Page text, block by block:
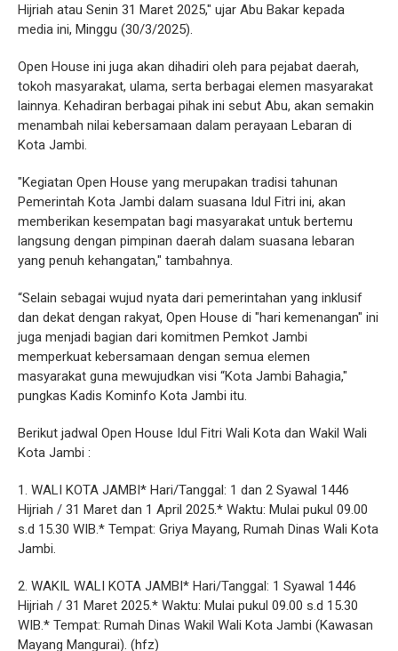
Hijriah atau Senin 31 Maret 2025," ujar Abu Bakar kepada
media ini, Minggu (30/3/2025).
Open House ini juga akan dihadiri oleh para pejabat daerah,
tokoh masyarakat, ulama, serta berbagai elemen masyarakat
lainnya. Kehadiran berbagai pihak ini sebut Abu, akan semakin
menambah nilai kebersamaan dalam perayaan Lebaran di
Kota Jambi.
"Kegiatan Open House yang merupakan tradisi tahunan
Pemerintah Kota Jambi dalam suasana Idul Fitri ini, akan
memberikan kesempatan bagi masyarakat untuk bertemu
langsung dengan pimpinan daerah dalam suasana lebaran
yang penuh kehangatan," tambahnya.
“Selain sebagai wujud nyata dari pemerintahan yang inklusif
dan dekat dengan rakyat, Open House di "hari kemenangan" ini
juga menjadi bagian dari komitmen Pemkot Jambi
memperkuat kebersamaan dengan semua elemen
masyarakat guna mewujudkan visi “Kota Jambi Bahagia,"
pungkas Kadis Kominfo Kota Jambi itu.
Berikut jadwal Open House Idul Fitri Wali Kota dan Wakil Wali
Kota Jambi :
1. WALI KOTA JAMBI* Hari/Tanggal: 1 dan 2 Syawal 1446
Hijriah / 31 Maret dan 1 April 2025.* Waktu: Mulai pukul 09.00
s.d 15.30 WIB.* Tempat: Griya Mayang, Rumah Dinas Wali Kota
Jambi.
2. WAKIL WALI KOTA JAMBI* Hari/Tanggal: 1 Syawal 1446
Hijriah / 31 Maret 2025.* Waktu: Mulai pukul 09.00 s.d 15.30
WIB.* Tempat: Rumah Dinas Wakil Wali Kota Jambi (Kawasan
Mayang Mangurai). (hfz)